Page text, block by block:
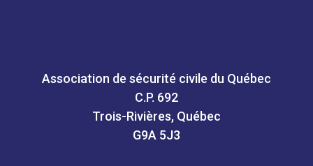
Association de sécurité civile du Québec
C.P. 692
Trois-Rivières, Québec
G9A 5J3